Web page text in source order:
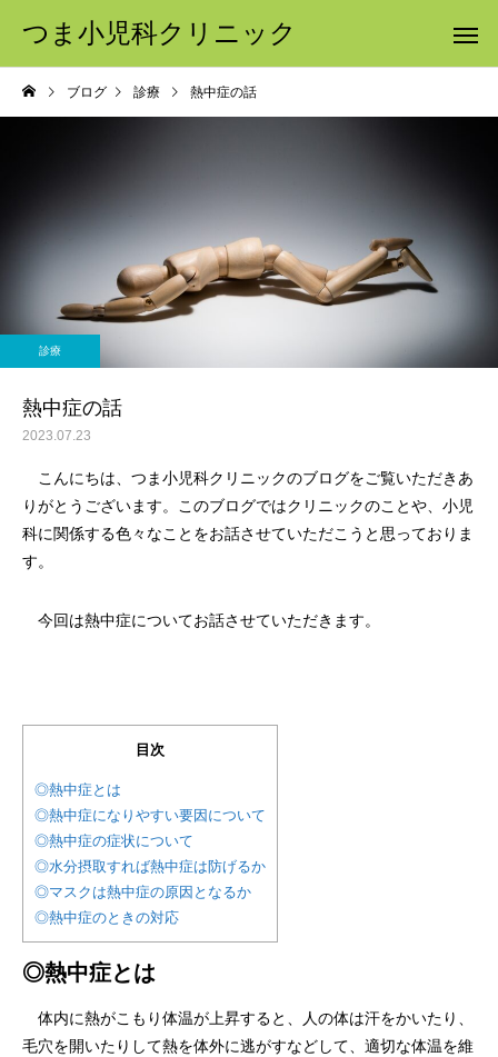
つま小児科クリニック
ブログ 診療 熱中症の話
診療
熱中症の話
2023.07.23
こんにちは、つま小児科クリニックのブログをご覧いただきあ
りがとうございます。このブログではクリニックのことや、小児
科に関係する色々なことをお話させていただこうと思っておりま
す。
今回は熱中症についてお話させていただきます。
目次
◎熱中症とは
◎熱中症になりやすい要因について
◎熱中症の症状について
◎水分摂取すれば熱中症は防げるか
◎マスクは熱中症の原因となるか
◎熱中症のときの対応
◎熱中症とは
体内に熱がこもり体温が上昇すると、人の体は汗をかいたり、
毛穴を開いたりして熱を体外に逃がすなどして、適切な体温を維